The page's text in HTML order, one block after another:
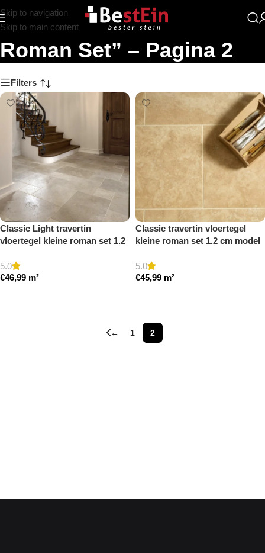
Skip to navigation
Skip to main content
Zoekresultaten: “Kleine
Roman Set” – Pagina 2
Filters
Classic Light travertin
vloertegel kleine roman set 1.2
5.0
€46,99 m²
Classic travertin vloertegel
kleine roman set 1.2 cm model
5.0
€45,99 m²
← 1 2